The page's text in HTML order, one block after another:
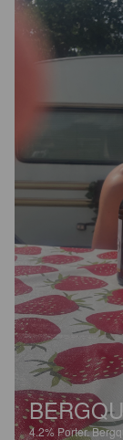
4.2%Porter.